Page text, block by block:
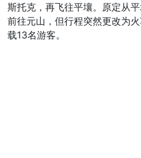
斯托克，再飞往平壤。原定从
前往元山，但行程突然更改为
载13名游客。